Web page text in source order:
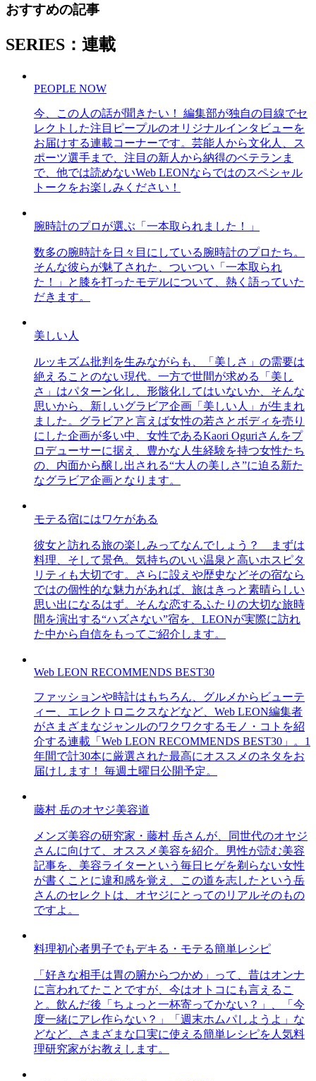
おすすめの記事
SERIES：連載
PEOPLE NOW
今、この人の話が聞きたい！ 編集部が独自の目線でセ
レクトした注目ピープルのオリジナルインタビューを
お届けする連載コーナーです。芸能人から文化人、ス
ポーツ選手まで、注目の新人から納得のベテランま
で、他では読めないWeb LEONならではのスペシャル
トークをお楽しみください！
腕時計のプロが選ぶ「一本取られました！」
数多の腕時計を日々目にしている腕時計のプロたち。
そんな彼らが魅了された、ついつい「一本取られ
た！」と膝を打ったモデルについて、熱く語っていた
だきます。
美しい人
ルッキズム批判を生みながらも、「美しさ」の需要は
絶えることのない現代。一方で世間が求める「美し
さ」はパターン化し、形骸化してはいないか、そんな
思いから、新しいグラビア企画「美しい人」が生まれ
ました。グラビアと言えば女性の若さとボディを売り
にした企画が多い中、女性であるKaori Oguriさんをプ
ロデューサーに据え、豊かな人生経験を持つ女性たち
の、内面から醸し出される“大人の美しさ”に迫る新た
なグラビア企画となります。
モテる宿にはワケがある
彼女と訪れる旅の楽しみってなんでしょう？ まずは
料理、そして景色。気持ちのいい温泉と高いホスピタ
リティも大切です。さらに設えや歴史などその宿なら
ではの個性的な魅力があれば、旅はきっと素晴らしい
思い出になるはず。そんな恋するふたりの大切な旅時
間を演出する“ハズさない”宿を、LEONが実際に訪れ
た中から自信をもってご紹介します。
Web LEON RECOMMENDS BEST30
ファッションや時計はもちろん、グルメからビューテ
ィー、エレクトロニクスなどなど、Web LEON編集者
がさまざまなジャンルのワクワクするモノ・コトを紹
介する連載「Web LEON RECOMMENDS BEST30」。1
年間で計30本に厳選された最高にオススメのネタをお
届けします！ 毎週土曜日公開予定。
藤村 岳のオヤジ美容道
メンズ美容の研究家・藤村 岳さんが、同世代のオヤジ
さんに向けて、オススメ美容を紹介。男性が読む美容
記事を、美容ライターという毎日ヒゲを剃らない女性
が書くことに違和感を覚え、この道を志したという岳
さんのセレクトは、オヤジにとってのリアルそのもの
ですよ。
料理初心者男子でもデキる・モテる簡単レシピ
「好きな相手は胃の腑からつかめ」って、昔はオンナ
に言われてたことですが、今はオトコにも言えるこ
と。飲んだ後「ちょっと一杯寄ってかない？」、「今
度一緒にアレ作らない？」「週末ホムパしようよ」な
どなど、さまざまな口実に使える簡単レシピを人気料
理研究家がお教えします。